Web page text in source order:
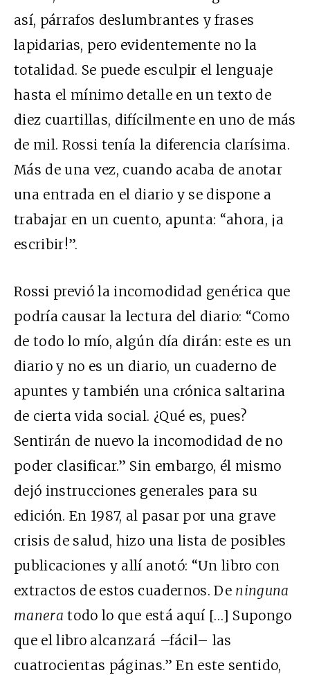
así, párrafos deslumbrantes y frases
lapidarias, pero evidentemente no la
totalidad. Se puede esculpir el lenguaje
hasta el mínimo detalle en un texto de
diez cuartillas, difícilmente en uno de más
de mil. Rossi tenía la diferencia clarísima.
Más de una vez, cuando acaba de anotar
una entrada en el diario y se dispone a
trabajar en un cuento, apunta: “ahora, ¡a
escribir!”.
Rossi previó la incomodidad genérica que
podría causar la lectura del diario: “Como
de todo lo mío, algún día dirán: este es un
diario y no es un diario, un cuaderno de
apuntes y también una crónica saltarina
de cierta vida social. ¿Qué es, pues?
Sentirán de nuevo la incomodidad de no
poder clasificar.” Sin embargo, él mismo
dejó instrucciones generales para su
edición. En 1987, al pasar por una grave
crisis de salud, hizo una lista de posibles
publicaciones y allí anotó: “Un libro con
extractos de estos cuadernos. De ninguna
manera todo lo que está aquí […] Supongo
que el libro alcanzará –fácil– las
cuatrocientas páginas.” En este sentido,